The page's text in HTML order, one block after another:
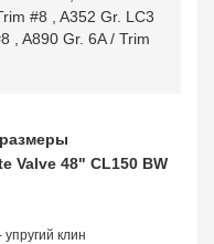
#8
A352 Gr. LC3
A890 Gr. 6A / Trim
Valve 48" CL150 BW
упругий клин